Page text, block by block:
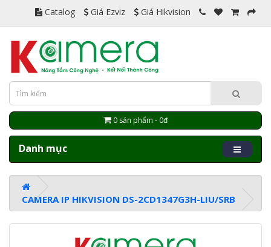
Catalog Giá Ezviz Giá Hikvision
0 sản phẩm - 0đ
Danh mục
CAMERA IP HIKVISION DS-2CD1347G3H-LIU/SRB